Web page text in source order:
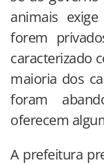
animais
forem
caracterizado
maioria dos
foram
oferecem
A prefeitura